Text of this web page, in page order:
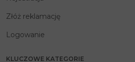
Złóż reklamację
Logowanie
KLUCZOWE KATEGORIE